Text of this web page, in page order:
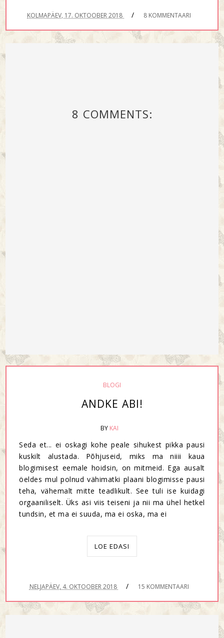
KOLMAPÄEV, 17. OKTOOBER 2018 / 8 KOMMENTAARI
8 COMMENTS:
BLOGI
ANDKE ABI!
BY KAI
Seda et... ei oskagi kohe peale sihukest pikka pausi
kuskilt alustada. Põhjuseid, miks ma niiii kaua
blogimisest eemale hoidsin, on mitmeid. Ega ausalt
öeldes mul polnud vähimatki plaani blogimisse pausi
teha, vähemalt mitte teadlikult. See tuli ise kuidagi
orgaaniliselt. Üks asi viis teiseni ja nii ma ühel hetkel
tundsin, et ma ei suuda, ma ei oska, ma ei
LOE EDASI
NELJAPÄEV, 4. OKTOOBER 2018 / 15 KOMMENTAARI